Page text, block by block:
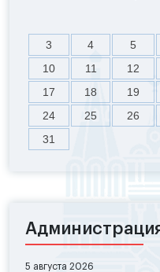
3
4 5
10
11 12
17
18 19
24
25 26
31
5 августа 2026